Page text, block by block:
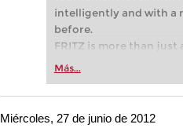
intelligently and with a
before.
FRITZ is more than just
Whether you’re taking
more efficiently,
approach than ever
Más...
Miércoles, 27 de junio de 2012